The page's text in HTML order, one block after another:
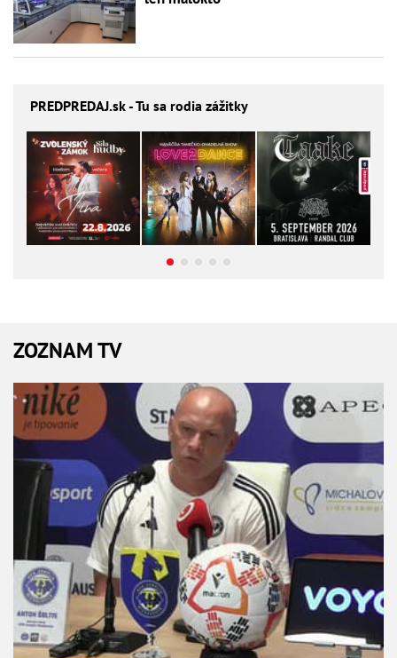
PREDPREDAJ.sk - Tu sa rodia zážitky
ZOZNAM TV